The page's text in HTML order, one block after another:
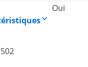
Oui